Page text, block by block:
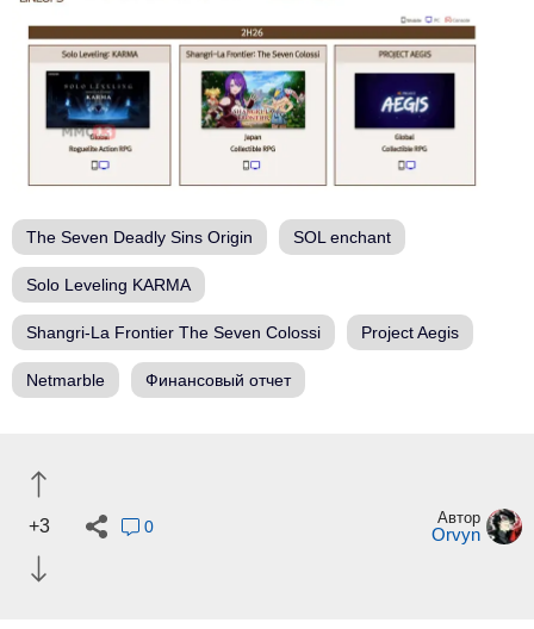
The Seven Deadly Sins Origin SOL enchant
Solo Leveling KARMA
Shangri-La Frontier The Seven Colossi Project Aegis
Netmarble Финансовый отчет
+3 0 Автор
Orvyn